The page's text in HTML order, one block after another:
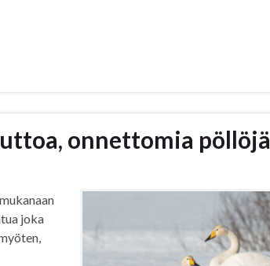
onnettomia pöllöjä
joka